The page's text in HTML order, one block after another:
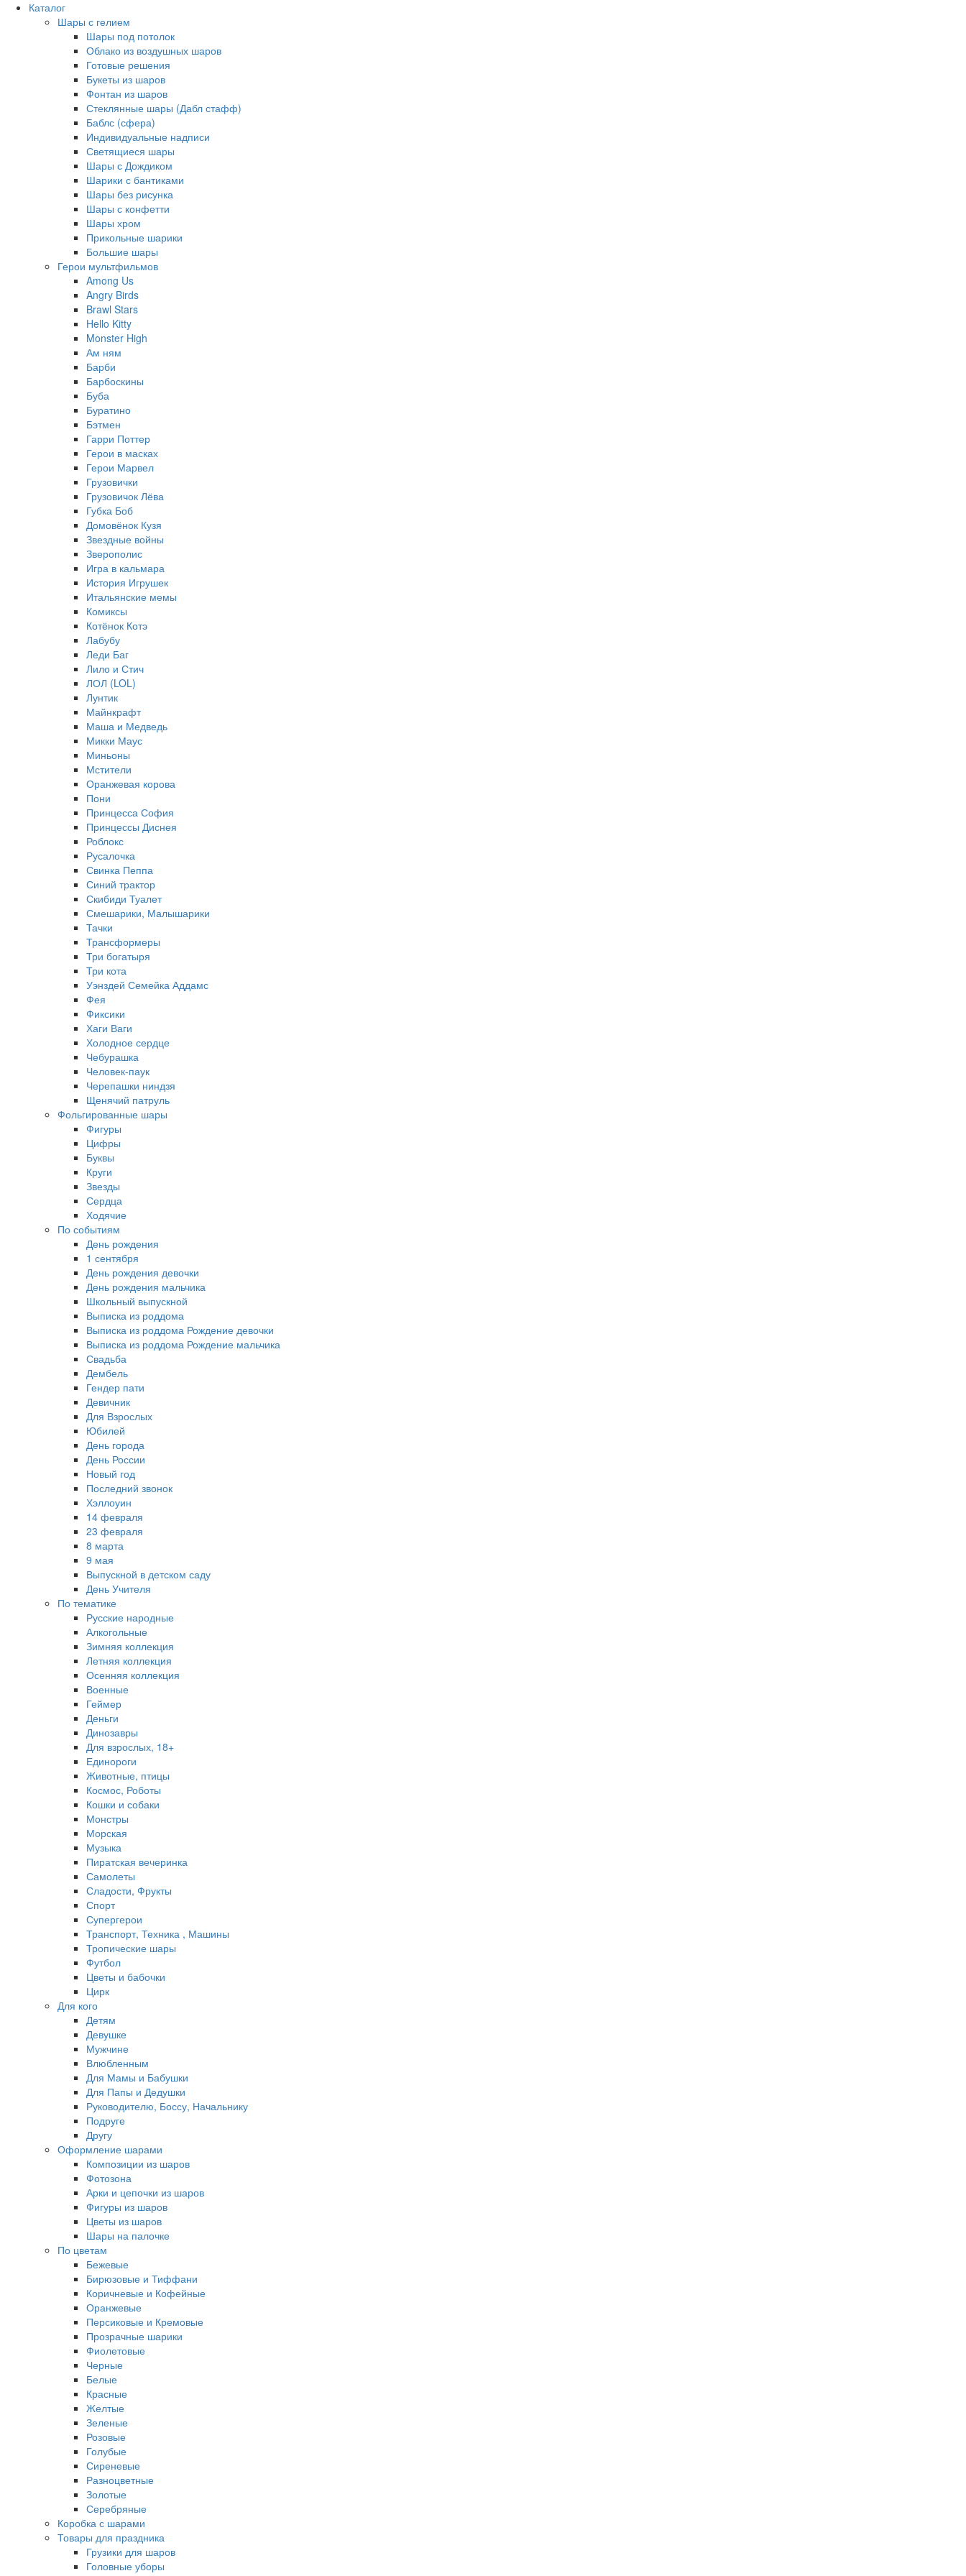
Каталог
Шары с гелием
Шары под потолок
Облако из воздушных шаров
Готовые решения
Букеты из шаров
Фонтан из шаров
Стеклянные шары (Дабл стафф)
Баблс (сфера)
Индивидуальные надписи
Светящиеся шары
Шары с Дождиком
Шарики с бантиками
Шары без рисунка
Шары с конфетти
Шары хром
Прикольные шарики
Большие шары
Герои мультфильмов
Among Us
Angry Birds
Brawl Stars
Hello Kitty
Monster High
Ам ням
Барби
Барбоскины
Буба
Буратино
Бэтмен
Гарри Поттер
Герои в масках
Герои Марвел
Грузовички
Грузовичок Лёва
Губка Боб
Домовёнок Кузя
Звездные войны
Зверополис
Игра в кальмара
История Игрушек
Итальянские мемы
Комиксы
Котёнок Котэ
Лабубу
Леди Баг
Лило и Стич
ЛОЛ (LOL)
Лунтик
Майнкрафт
Маша и Медведь
Микки Маус
Миньоны
Мстители
Оранжевая корова
Пони
Принцесса София
Принцессы Диснея
Роблокс
Русалочка
Свинка Пеппа
Синий трактор
Скибиди Туалет
Смешарики, Малышарики
Тачки
Трансформеры
Три богатыря
Три кота
Уэнздей Семейка Аддамс
Фея
Фиксики
Хаги Ваги
Холодное сердце
Чебурашка
Человек-паук
Черепашки ниндзя
Щенячий патруль
Фольгированные шары
Фигуры
Цифры
Буквы
Круги
Звезды
Сердца
Ходячие
По событиям
День рождения
1 сентября
День рождения девочки
День рождения мальчика
Школьный выпускной
Выписка из роддома
Выписка из роддома Рождение девочки
Выписка из роддома Рождение мальчика
Свадьба
Дембель
Гендер пати
Девичник
Для Взрослых
Юбилей
День города
День России
Новый год
Последний звонок
Хэллоуин
14 февраля
23 февраля
8 марта
9 мая
Выпускной в детском саду
День Учителя
По тематике
Русские народные
Алкогольные
Зимняя коллекция
Летняя коллекция
Осенняя коллекция
Военные
Геймер
Деньги
Динозавры
Для взрослых, 18+
Единороги
Животные, птицы
Космос, Роботы
Кошки и собаки
Монстры
Морская
Музыка
Пиратская вечеринка
Самолеты
Сладости, Фрукты
Спорт
Супергерои
Транспорт, Техника , Машины
Тропические шары
Футбол
Цветы и бабочки
Цирк
Для кого
Детям
Девушке
Мужчине
Влюбленным
Для Мамы и Бабушки
Для Папы и Дедушки
Руководителю, Боссу, Начальнику
Подруге
Другу
Оформление шарами
Композиции из шаров
Фотозона
Арки и цепочки из шаров
Фигуры из шаров
Цветы из шаров
Шары на палочке
По цветам
Бежевые
Бирюзовые и Тиффани
Коричневые и Кофейные
Оранжевые
Персиковые и Кремовые
Прозрачные шарики
Фиолетовые
Черные
Белые
Красные
Желтые
Зеленые
Розовые
Голубые
Сиреневые
Разноцветные
Золотые
Серебряные
Коробка с шарами
Товары для праздника
Грузики для шаров
Головные уборы